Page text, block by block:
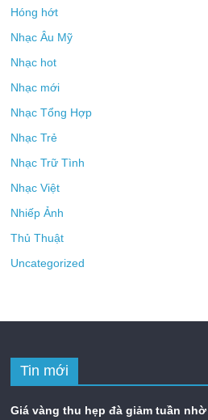
Hóng hớt
Nhạc Âu Mỹ
Nhạc hot
Nhạc mới
Nhạc Tổng Hợp
Nhạc Trẻ
Nhạc Trữ Tình
Nhạc Việt
Nhiếp Ảnh
Thủ Thuật
Uncategorized
Tin mới
Giá vàng thu hẹp đà giảm tuần